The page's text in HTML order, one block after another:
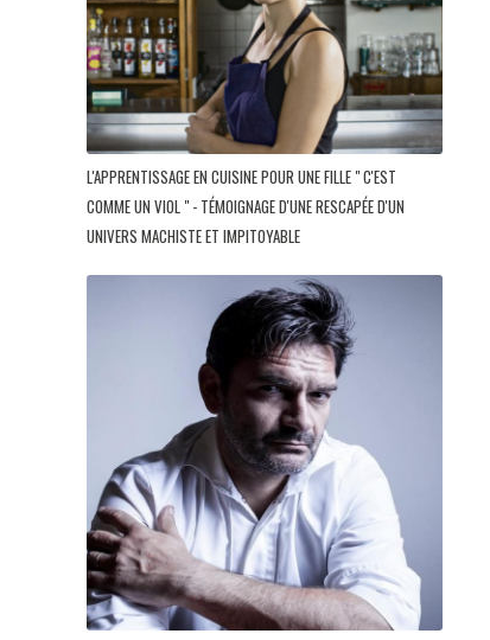
L'APPRENTISSAGE EN CUISINE POUR UNE FILLE " C'EST
COMME UN VIOL " - TÉMOIGNAGE D'UNE RESCAPÉE D'UN
UNIVERS MACHISTE ET IMPITOYABLE